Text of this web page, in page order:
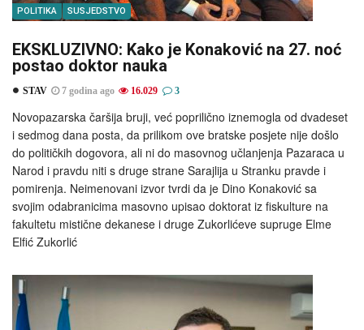
POLITIKA SUSJEDSTVO
EKSKLUZIVNO: Kako je Konaković na 27. noć
postao doktor nauka
STAV 7 godina ago 16.029 3
Novopazarska čaršija bruji, već poprilično iznemogla od dvadeset
i sedmog dana posta, da prilikom ove bratske posjete nije došlo
do političkih dogovora, ali ni do masovnog učlanjenja Pazaraca u
Narod i pravdu niti s druge strane Sarajlija u Stranku pravde i
pomirenja. Neimenovani izvor tvrdi da je Dino Konaković sa
svojim odabranicima masovno upisao doktorat iz fiskulture na
fakultetu mistične dekanese i druge Zukorlićeve supruge Elme
Elfić Zukorlić